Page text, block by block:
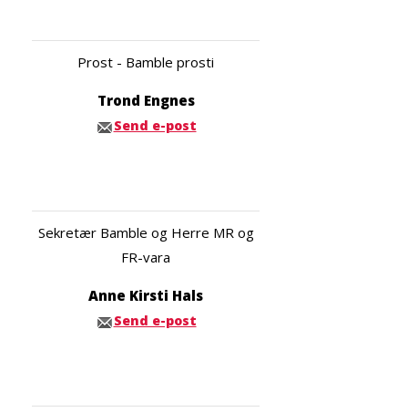
Prost - Bamble prosti
Trond Engnes
Send e-post
Sekretær Bamble og Herre MR og
FR-vara
Anne Kirsti Hals
Send e-post